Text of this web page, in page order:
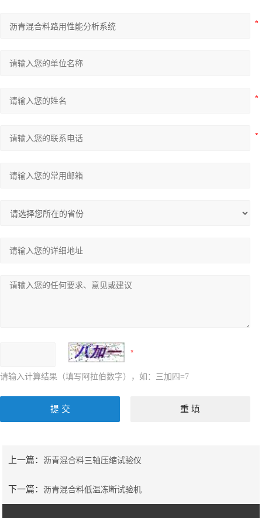
请输入计算结果（填写阿拉伯数字），如：三加四=7
上一篇：沥青混合料三轴压缩试验仪
下一篇：沥青混合料低温冻断试验机